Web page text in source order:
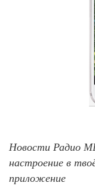
Новости Радио
настроение в
приложение